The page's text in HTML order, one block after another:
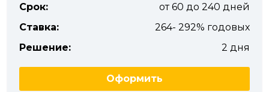
Срок:
от 60 до 240 дней
Ставка:
264- 292% годовых
Решение:
2 дня
Оформить